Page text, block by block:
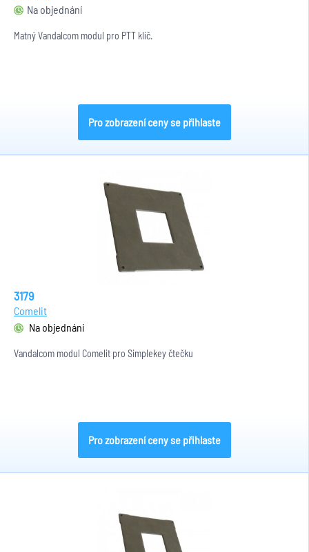
Na objednání
Matný Vandalcom modul pro PTT klíč.
Pro zobrazení ceny se přihlaste
3179
Comelit
Na objednání
Vandalcom modul Comelit pro Simplekey čtečku
Pro zobrazení ceny se přihlaste